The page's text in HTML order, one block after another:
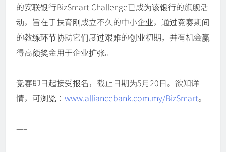
的安联银行BizSmart Challenge已成为该银行的旗舰活
动，旨在于扶育刚成立不久的中小企业，通过竞赛期间
的教练环节协助它们度过艰难的创业初期，并有机会赢
得高额奖金用于企业扩张。
竞赛即日起接受报名，截止日期为5月20日。欲知详
情，可浏览： www.alliancebank.com.my/BizSmart。
—–